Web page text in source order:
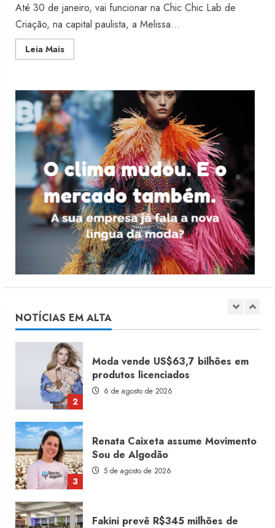
Até 30 de janeiro, vai funcionar na Chic Chic Lab de
Criação, na capital paulista, a Melissa...
Leia MaisRead
more
fundos
para
combate
ao
câncer
NOTÍCIAS EM ALTA
4
Fakini prevê R$345 milhões de
receita em 2026
4 de agosto de 2026
5
Projeto testa passaporte digital na
moda nacional
4 de agosto de 2026
1
7 de agosto de 2026
2
Moda vende US$63,7 bilhões em
produtos licenciados
6 de agosto de 2026
3
Renata Caixeta assume Movimento
Sou de Algodão
5 de agosto de 2026
Fakini prevê R$345 milhões de